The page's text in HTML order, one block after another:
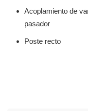
Acoplamiento de
pasador
Poste recto